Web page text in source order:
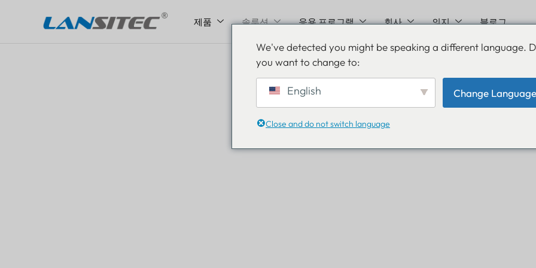
제품 솔루션 응용 프로그램 회사 의지 블로그
We've detected you might be speaking a different language.
you want to change to:
English Change Language
Close and do not switch language